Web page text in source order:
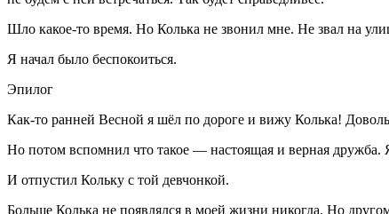
Шло какое-то время. Но Колька не звонил мне. Не звал на
Я начал было беспокоиться.
Эпилог
Как-то ранней Весной я шёл по дороге и вижу Колька!
Но потом вспомнил что такое — настоящая и верная дружба.
И отпустил Кольку с той девчонкой.
Больше Колька не появлялся в моей жизни никогда. Но